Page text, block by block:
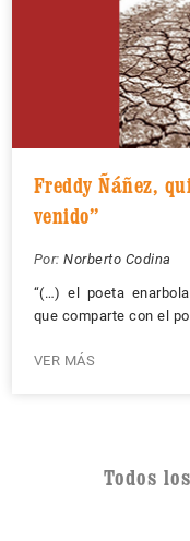
Freddy Ñáñez,
venido”
Por: Norberto Codina
“(…) el poeta
que comparte con el
VER MÁS
Todos